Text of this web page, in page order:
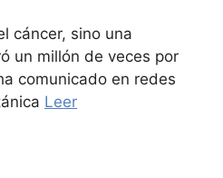
cáncer, sino una
un millón de veces por
comunicado en redes
Leer